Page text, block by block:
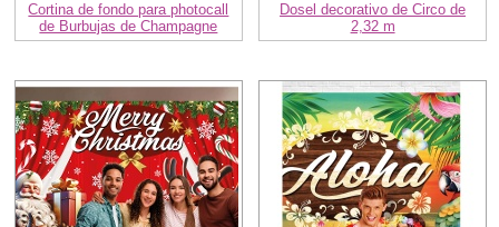
Cortina de fondo para photocall
de Burbujas de Champagne
Dosel decorativo de Circo de
2,32 m